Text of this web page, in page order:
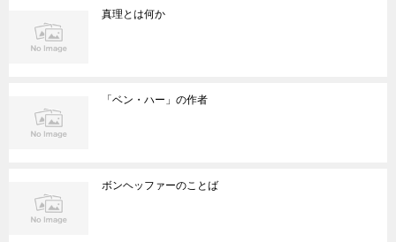
真理とは何か
「ベン・ハー」の作者
ボンヘッファーのことば